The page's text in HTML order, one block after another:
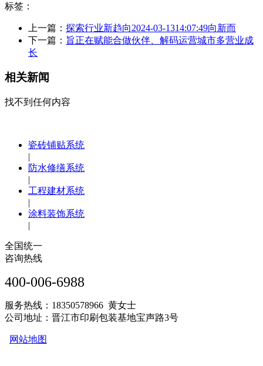
标签：
上一篇： 探索行业新趋向2024-03-1314:07:49向新而
下一篇： 旨正在赋能合做伙伴、解码运营城市多营业成
长
相关新闻
找不到任何内容
瓷砖铺贴系统
|
防水修缮系统
|
工程建材系统
|
涂料装饰系统
|
全国统一
咨询热线
400-006-6988
服务热线：18350578966 黄女士
公司地址：晋江市印刷包装基地宝声路3号
网站地图